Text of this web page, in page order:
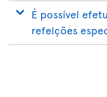
É possível
refeições